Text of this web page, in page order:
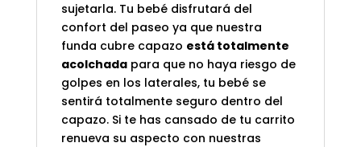
sujetarla. Tu bebé disfrutará del
confort del paseo ya que nuestra
funda cubre capazo está totalmente
acolchadapara que no haya riesgo de
golpes en los laterales, tu bebé se
sentirá totalmente seguro dentro del
capazo. Si te has cansado de tu carrito
renueva su aspecto con nuestras